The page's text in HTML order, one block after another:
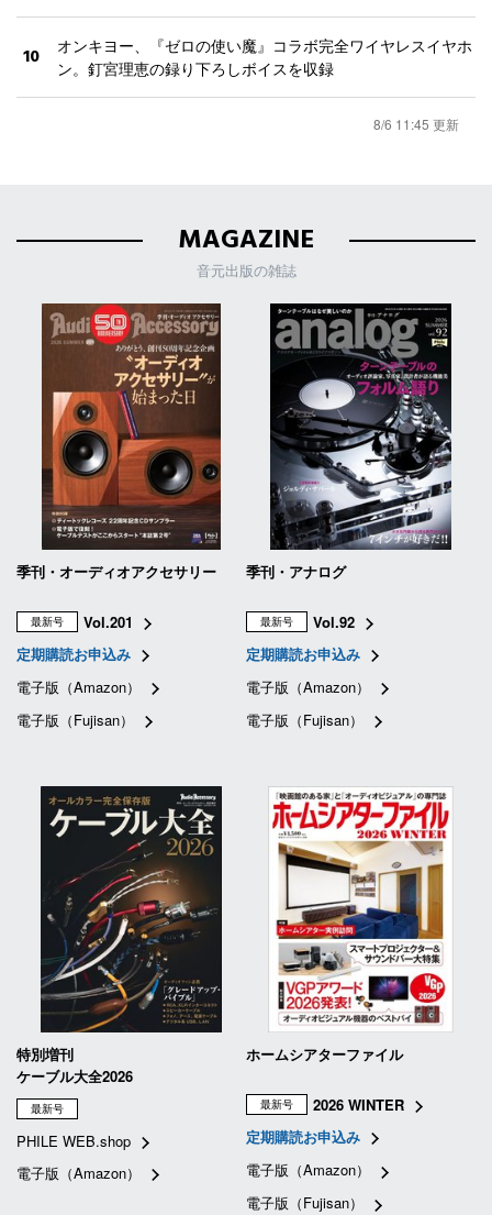
10
オンキヨー、『ゼロの使い魔』コラボ完全ワイヤレスイヤホ
ン。釘宮理恵の録り下ろしボイスを収録
8/6 11:45 更新
MAGAZINE
音元出版の雑誌
季刊・オーディオアクセサリー
最新号
Vol.201
定期購読お申込み
電子版（Amazon）
電子版（Fujisan）
季刊・アナログ
最新号
Vol.92
定期購読お申込み
電子版（Amazon）
電子版（Fujisan）
特別増刊
ケーブル大全2026
最新号
PHILE WEB.shop
電子版（Amazon）
ホームシアターファイル
最新号
2026 WINTER
定期購読お申込み
電子版（Amazon）
電子版（Fujisan）